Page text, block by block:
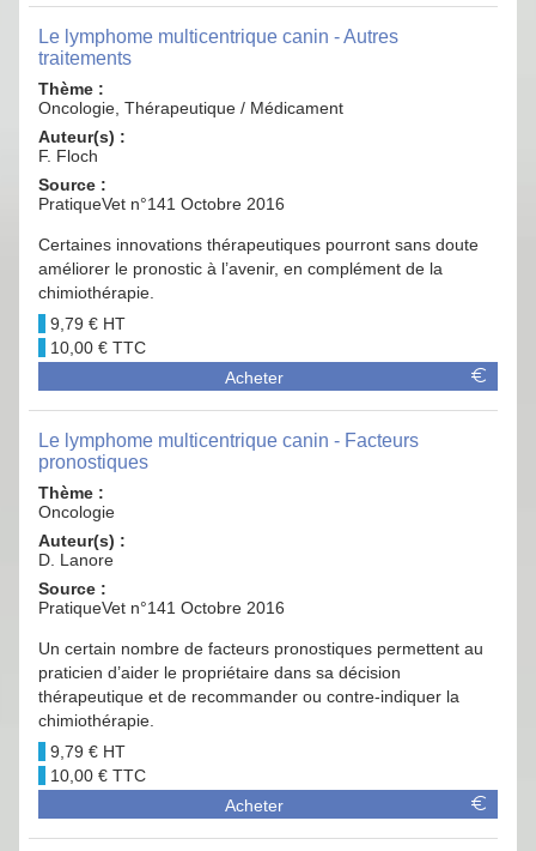
Le lymphome multicentrique canin - Autres
traitements
Thème :
Oncologie, Thérapeutique / Médicament
Auteur(s) :
F. Floch
Source :
PratiqueVet n°141 Octobre 2016
Certaines innovations thérapeutiques pourront sans doute
améliorer le pronostic à l’avenir, en complément de la
chimiothérapie.
9,79 €
10,00 €
Acheter
Le lymphome multicentrique canin - Facteurs
pronostiques
Thème :
Oncologie
Auteur(s) :
D. Lanore
Source :
PratiqueVet n°141 Octobre 2016
Un certain nombre de facteurs pronostiques permettent au
praticien d’aider le propriétaire dans sa décision
thérapeutique et de recommander ou contre-indiquer la
chimiothérapie.
9,79 €
10,00 €
Acheter